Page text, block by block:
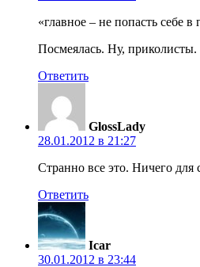
«главное – не попасть себе в
Посмеялась. Ну, приколисты.
Ответить
GlossLady
28.01.2012 в 21:27
Странно все это. Ничего для
Ответить
Icar
30.01.2012 в 23:44